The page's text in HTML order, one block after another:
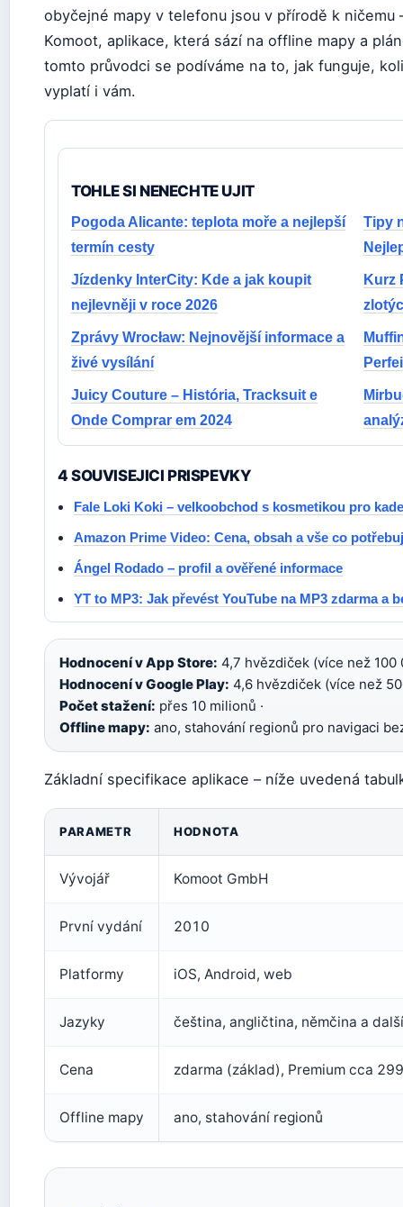
obyčejné mapy v telefonu jsou v přírodě k ničemu
Komoot, aplikace, která sází na offline mapy a
tomto průvodci se podíváme na to, jak funguje,
vyplatí i vám.
TOHLE SI NENECHTE UJIT
Pogoda Alicante: teplota moře a nejlepší
termín cesty
Tipy
Jízdenky InterCity: Kde a jak koupit
nejlevněji v roce 2026
Kurz
Zprávy Wrocław: Nejnovější informace a
živé vysílání
Juicy Couture – História, Tracksuit e
Onde Comprar em 2024
4 SOUVISEJICI PRISPEVKY
Fale Loki Koki – velkoobchod s kosmetikou pro
Amazon Prime Video: Cena, obsah a vše co
Ángel Rodado – profil a ověřené informace
YT to MP3: Jak převést YouTube na MP3 zdarma a
Hodnocení v App Store: 4,7 hvězdiček (více než 100
Hodnocení v Google Play: 4,6 hvězdiček (více než
Počet stažení: přes 10 milionů ·
Offline mapy: ano, stahování regionů pro navigaci
Základní specifikace aplikace – níže uvedená
PARAMETR HODNOTA
Vývojář Komoot GmbH
První vydání 2010
Platformy iOS, Android, web
Jazyky čeština, angličtina, němčina a další
Cena zdarma (základ), Premium cca
Offline mapy ano, stahování regionů